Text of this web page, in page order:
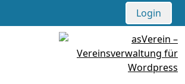
Login